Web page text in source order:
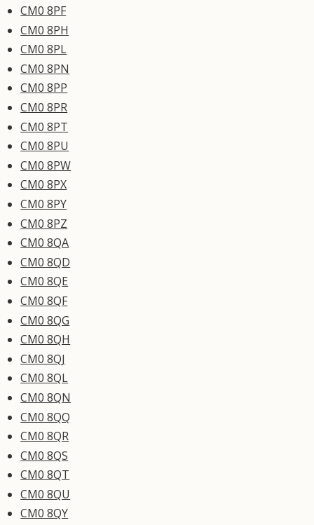
CM0 8PF
CM0 8PH
CM0 8PL
CM0 8PN
CM0 8PP
CM0 8PR
CM0 8PT
CM0 8PU
CM0 8PW
CM0 8PX
CM0 8PY
CM0 8PZ
CM0 8QA
CM0 8QD
CM0 8QE
CM0 8QF
CM0 8QG
CM0 8QH
CM0 8QJ
CM0 8QL
CM0 8QN
CM0 8QQ
CM0 8QR
CM0 8QS
CM0 8QT
CM0 8QU
CM0 8QY